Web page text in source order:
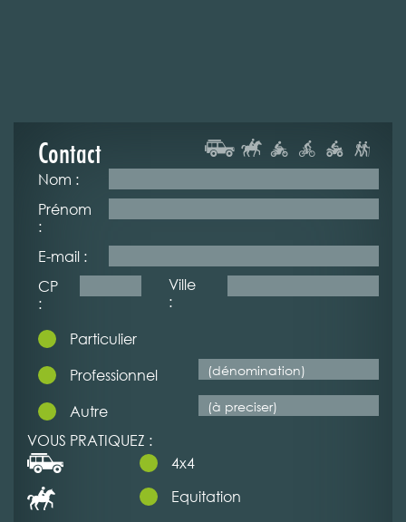
Contact
Nom :
Prénom
:
E-mail :
CP
:
Ville
:
Particulier
Professionnel
Autre
VOUS PRATIQUEZ :
4x4
Equitation